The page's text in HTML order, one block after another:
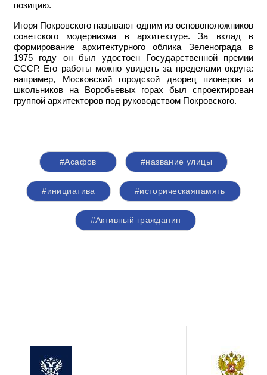
позицию.
Игоря Покровского называют одним из основоположников
советского модернизма в архитектуре. За вклад в
формирование архитектурного облика Зеленограда в
1975 году он был удостоен Государственной премии
СССР. Его работы можно увидеть за пределами округа:
например,
Московский городской дворец пионеров и
школьников на Воробьевых горах был спроектирован
группой архитекторов под руководством Покровского.
#Асафов #название улицы
#инициатива #историческаяпамять
#Активный гражданин